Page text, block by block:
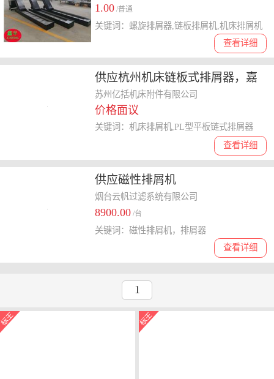
1.00 /普通
查看详细
关键词：螺旋排屑器,链板排屑机,机床排屑机
供应杭州机床链板式排屑器，嘉
兴机床排屑机，苏州亿括生产
苏州亿括机床附件有限公司
价格面议
查看详细
关键词：机床排屑机,PL型平板链式排屑器
供应磁性排屑机
烟台云帆过滤系统有限公司
8900.00 /台
查看详细
关键词：磁性排屑机，排屑器
1